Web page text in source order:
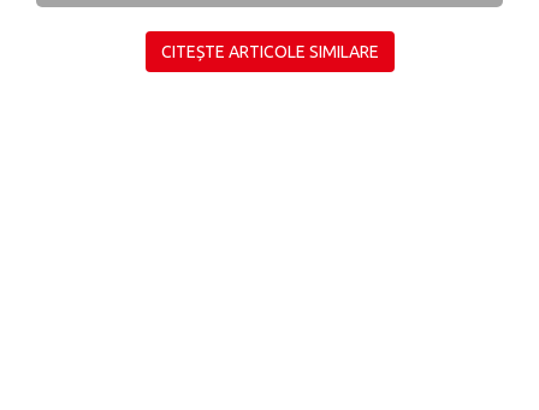
CITEȘTE ARTICOLE SIMILARE